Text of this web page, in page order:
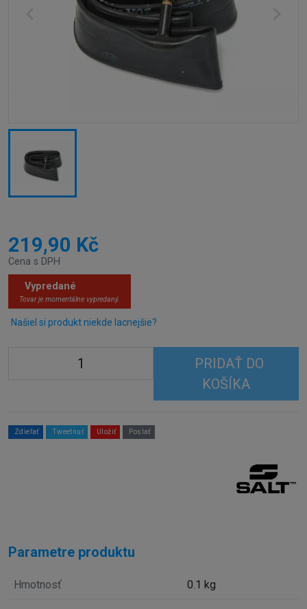
219,90 Kč
Cena s DPH
Vypredané
Tovar je momentálne vypredaný.
Našiel si produkt niekde lacnejšie?
PRIDAŤ DO
KOŠÍKA
Zdieľať Tweetnuť Uložiť Poslať
Parametre produktu
Hmotnosť 0.1 kg